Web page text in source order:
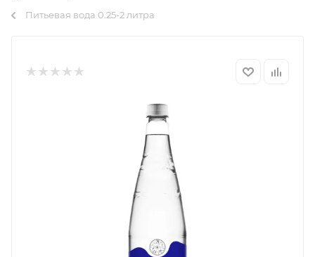
Питьевая вода 0.25-2 литра